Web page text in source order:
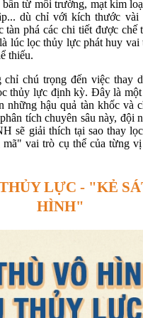
từ môi trường, mạt kim
dù chỉ với kích thước vài
tàn phá các chi tiết được chế
lúc lọc thủy lực phát huy vai
thiếu.
chỉ chú trọng đến việc thay
thủy lực định kỳ. Đây là một
những hậu quả tàn khốc và
tích chuyên sâu này, đội
sẽ giải thích tại sao thay
vai trò cụ thể của từng
LỰC - "KẺ
HÌNH"